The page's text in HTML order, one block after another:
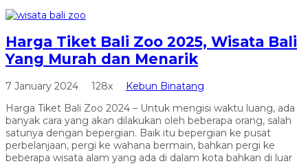
Harga Tiket Bali Zoo 2025, Wisata Bali
Yang Murah dan Menarik
7 January 2024 128x
Kebun Binatang
Harga Tiket Bali Zoo 2024 – Untuk mengisi waktu luang, ada
banyak cara yang akan dilakukan oleh beberapa orang, salah
satunya dengan bepergian. Baik itu bepergian ke pusat
perbelanjaan, pergi ke wahana bermain, bahkan pergi ke
beberapa wisata alam yang ada di dalam kota bahkan di luar